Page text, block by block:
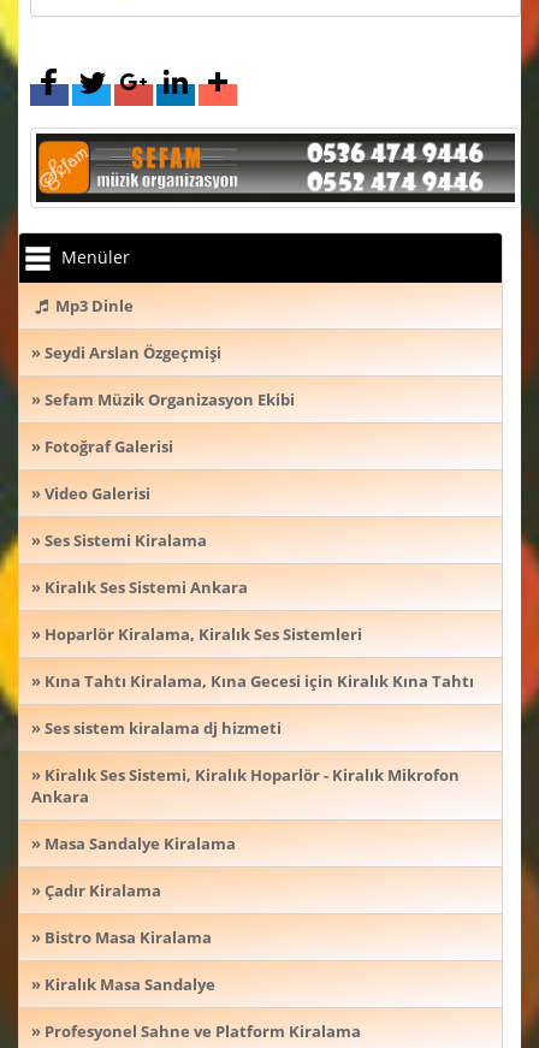
Menüler
Mp3 Dinle
» Seydi Arslan Özgeçmişi
» Sefam Müzik Organizasyon Ekibi
» Fotoğraf Galerisi
» Video Galerisi
» Ses Sistemi Kiralama
» Kiralık Ses Sistemi Ankara
» Hoparlör Kiralama, Kiralık Ses Sistemleri
» Kına Tahtı Kiralama, Kına Gecesi için Kiralık Kına Tahtı
» Ses sistem kiralama dj hizmeti
» Kiralık Ses Sistemi, Kiralık Hoparlör - Kiralık Mikrofon
Ankara
» Masa Sandalye Kiralama
» Çadır Kiralama
» Bistro Masa Kiralama
» Kiralık Masa Sandalye
» Profesyonel Sahne ve Platform Kiralama